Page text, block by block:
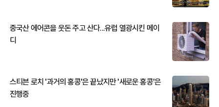
중국산 에어콘을 웃돈 주고 산다...유럽 열광시킨 메이
디
스티븐 로치 '과거의 홍콩'은 끝났지만 '새로운 홍콩'은
진행중